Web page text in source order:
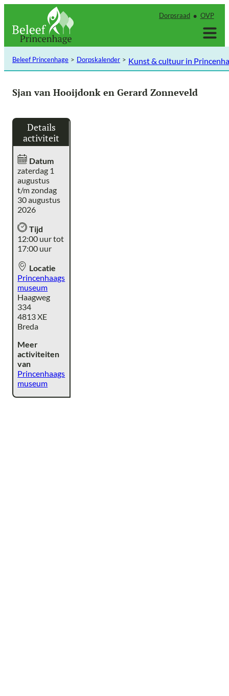
inhoud
Dorpsraad OVP
Beleef Princenhage Dorpskalender Kunst & cultuur in
Sjan van Hooijdonk en Gerard Zonneveld
Details
activiteit
Datum
zaterdag 1
augustus
t/m zondag
30 augustus
2026
Tijd
12:00 uur tot
17:00 uur
Locatie
Princenhaags
museum
Haagweg
334
4813 XE
Breda
Meer
activiteiten
van
Princenhaags
museum